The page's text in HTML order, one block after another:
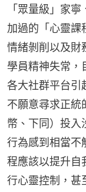
「眾量級」家
加過的「心靈課
情緒剝削以及財
學員精神失常，
各大社群平台引
不願意尋求正統
幣、下同）投入
行為感到相當不
程應該以提升自
行心靈控制，甚